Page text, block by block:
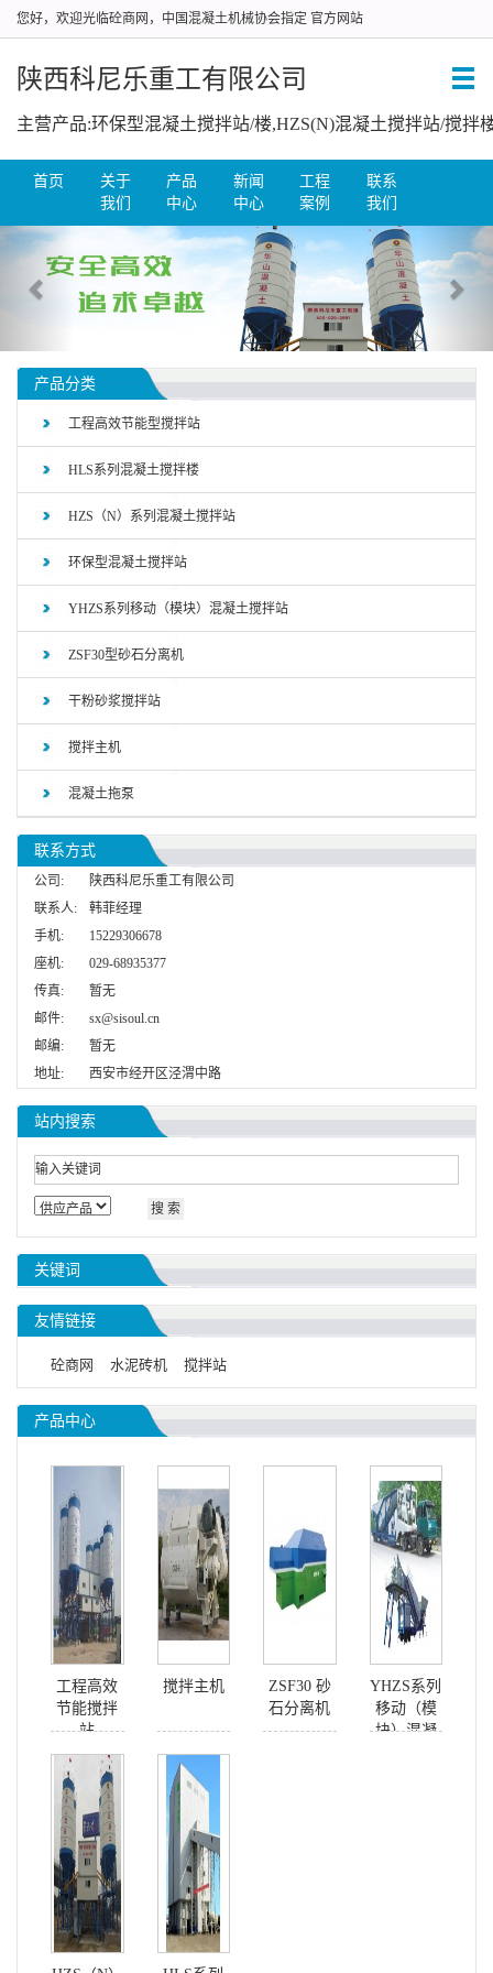
您好，欢迎光临砼商网，中国混凝土机械协会指定 官方网站
陕西科尼乐重工有限公司
首页
关于
我们
产品
中心
新闻
中心
工程
案例
联系
我们
产品分类
工程高效节能型搅拌站
HLS系列混凝土搅拌楼
HZS（N）系列混凝土搅拌站
环保型混凝土搅拌站
YHZS系列移动（模块）混凝土搅拌站
ZSF30型砂石分离机
干粉砂浆搅拌站
搅拌主机
混凝土拖泵
联系方式
公司:
陕西科尼乐重工有限公司
联系人:
韩菲经理
手机:
15229306678
座机:
029-68935377
传真:
暂无
邮件:
sx@sisoul.cn
邮编:
暂无
地址:
西安市经开区泾渭中路
站内搜索
关键词
友情链接
砼商网 水泥砖机 搅拌站
产品中心
工程高效
节能搅拌
站
搅拌主机
ZSF30 砂
石分离机
YHZS系列
移动（模
块）混凝